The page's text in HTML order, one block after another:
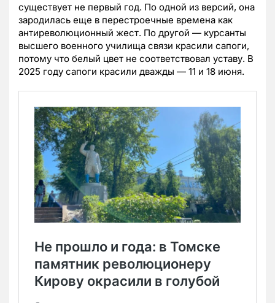
существует не первый год. По одной из версий, она
зародилась еще в перестроечные времена как
антиреволюционный жест. По другой — курсанты
высшего военного училища связи красили сапоги,
потому что белый цвет не соответствовал уставу. В
2025 году сапоги красили дважды — 11 и 18 июня.